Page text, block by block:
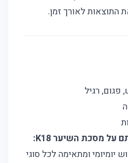
התוצאות לאורך זמן.
פגום, רגיל
יומיומי ומתאימה לכל סוגי